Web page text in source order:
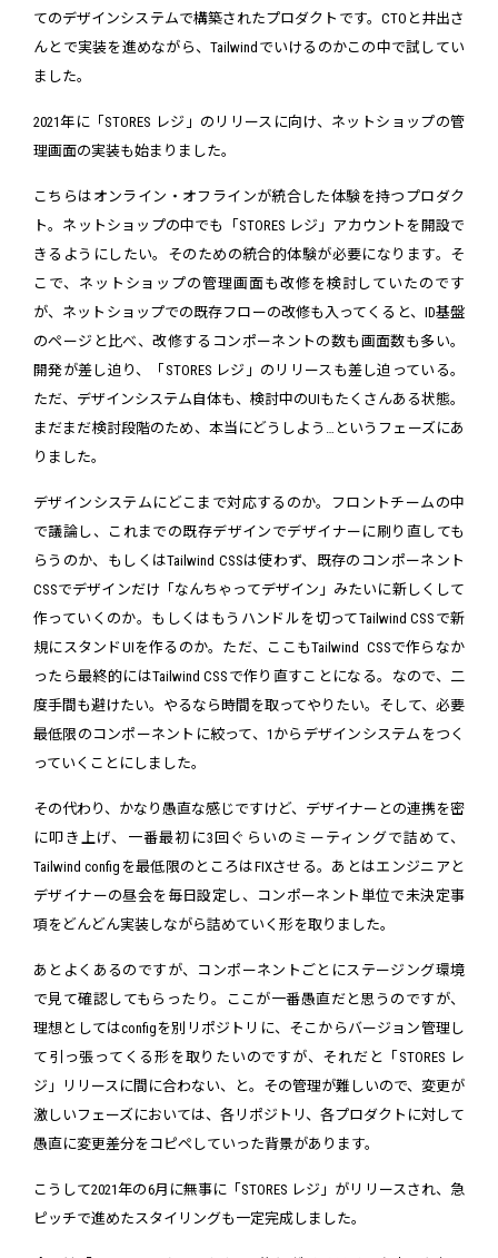
てのデザインシステムで構築されたプロダクトです。CTOと井出さ
んとで実装を進めながら、Tailwindでいけるのかこの中で試してい
ました。
2021年に「STORES レジ」のリリースに向け、ネットショップの管
理画面の実装も始まりました。
こちらはオンライン・オフラインが統合した体験を持つプロダク
ト。ネットショップの中でも「STORES レジ」アカウントを開設で
きるようにしたい。そのための統合的体験が必要になります。そ
こで、ネットショップの管理画面も改修を検討していたのです
が、ネットショップでの既存フローの改修も入ってくると、ID基盤
のページと比べ、改修するコンポーネントの数も画面数も多い。
開発が差し迫り、「STORES レジ」のリリースも差し迫っている。
ただ、デザインシステム自体も、検討中のUIもたくさんある状態。
まだまだ検討段階のため、本当にどうしよう…というフェーズにあ
りました。
デザインシステムにどこまで対応するのか。フロントチームの中
で議論し、これまでの既存デザインでデザイナーに刷り直しても
らうのか、もしくはTailwind CSSは使わず、既存のコンポーネント
CSSでデザインだけ「なんちゃってデザイン」みたいに新しくして
作っていくのか。もしくはもうハンドルを切ってTailwind CSSで新
規にスタンドUIを作るのか。ただ、ここもTailwind CSSで作らなか
ったら最終的にはTailwind CSSで作り直すことになる。なので、二
度手間も避けたい。やるなら時間を取ってやりたい。そして、必要
最低限のコンポーネントに絞って、1からデザインシステムをつく
っていくことにしました。
その代わり、かなり愚直な感じですけど、デザイナーとの連携を密
に叩き上げ、一番最初に3回ぐらいのミーティングで詰めて、
Tailwind configを最低限のところはFIXさせる。あとはエンジニアと
デザイナーの昼会を毎日設定し、コンポーネント単位で未決定事
項をどんどん実装しながら詰めていく形を取りました。
あとよくあるのですが、コンポーネントごとにステージング環境
で見て確認してもらったり。ここが一番愚直だと思うのですが、
理想としてはconfigを別リポジトリに、そこからバージョン管理し
て引っ張ってくる形を取りたいのですが、それだと「STORES レ
ジ」リリースに間に合わない、と。その管理が難しいので、変更が
激しいフェーズにおいては、各リポジトリ、各プロダクトに対して
愚直に変更差分をコピペしていった背景があります。
こうして2021年の6月に無事に「STORES レジ」がリリースされ、急
ピッチで進めたスタイリングも一定完成しました。